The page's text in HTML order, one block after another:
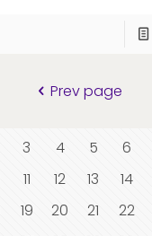
Prev page
3 4 5 6
11 12 13 14
19 20 21 22